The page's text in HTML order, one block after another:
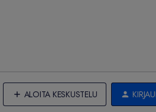
ALOITA KESKUSTELU